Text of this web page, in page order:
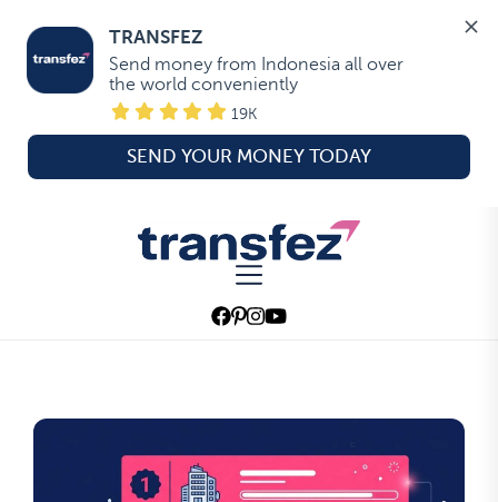
TRANSFEZ
Send money from Indonesia all over
the world conveniently
19K
SEND YOUR MONEY TODAY
Transfez